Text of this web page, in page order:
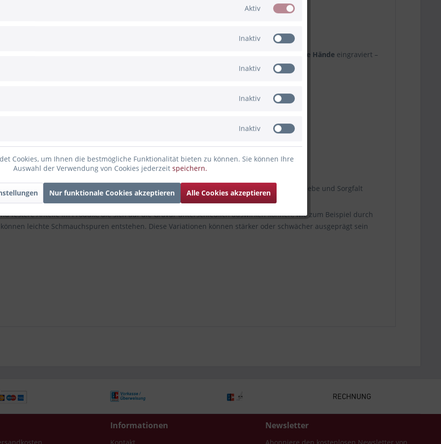
& Acrylherz als Symbol der Verbundenheit
zwei sich haltende Hände eingraviert –
, das dem Design eine moderne und zugleich emotionale Note verleiht ✨
530 ml)
sind nicht enthalten
und mit unserem Lasercutter graviert. Es ist kein Massenprodukt, sondern dein mit Liebe und Sorgfalt
festere Anteile im Produkt, die sich auf die Gravur unterschiedlich auswirken können, wie zum Beispiel durch
leichte Schmauchspuren entstehen. Diese Variationen können stärker oder schwächer ausgeprägt sein
Informationen Newsletter
Aktiv
Inaktiv
Inaktiv
Inaktiv
Inaktiv
Cookies, um Ihnen die bestmögliche Funktionalität bieten zu können. Sie können Ihre
Auswahl der Verwendung von Cookies jederzeit speichern.
Nur funktionale Cookies akzeptieren Alle Cookies akzeptieren